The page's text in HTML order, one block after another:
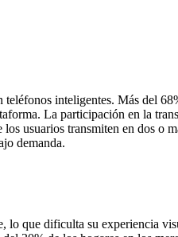
inteligentes. Más del
La participación en la
usuarios transmiten en dos o
demanda.
lo que dificulta su experiencia